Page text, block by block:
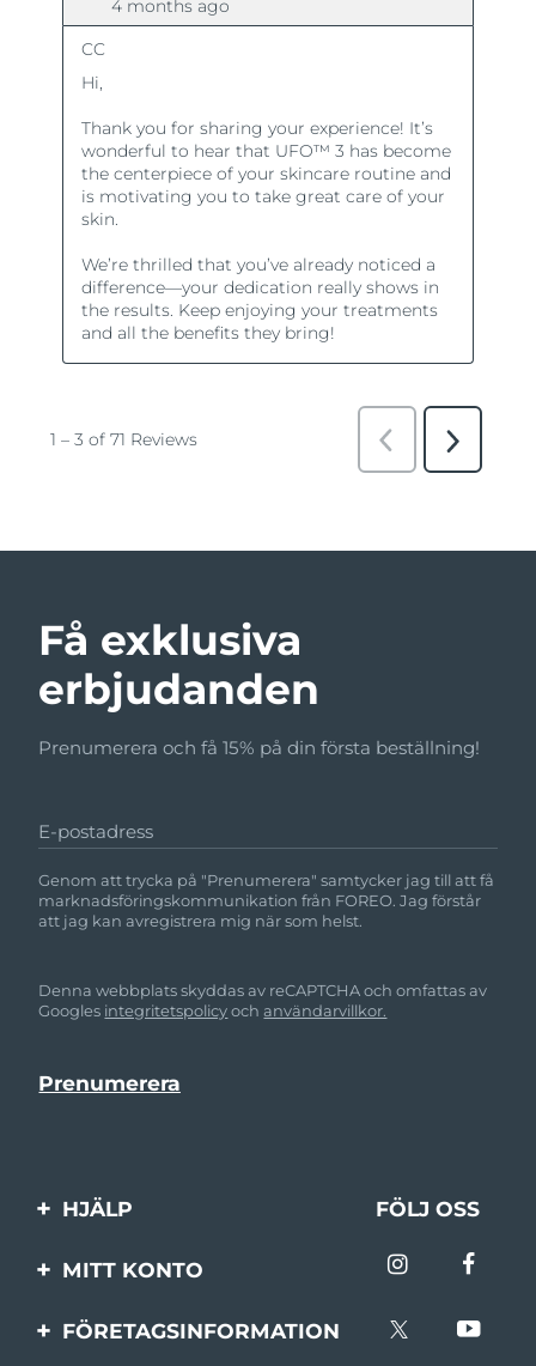
Få exklusiva
erbjudanden
Prenumerera och få 15% på din första beställning!
E-postadress
Genom att trycka på "Prenumerera" samtycker jag till att få
marknadsföringskommunikation från FOREO. Jag förstår
att jag kan avregistrera mig när som helst.
Denna webbplats skyddas av reCAPTCHA och omfattas av
Googles integritetspolicyochanvändarvillkor.
HJÄLP
Kontakta oss
FÖLJ OSS
MITT KONTO
Produktregistrering
FÖRETAGSINFORMATION